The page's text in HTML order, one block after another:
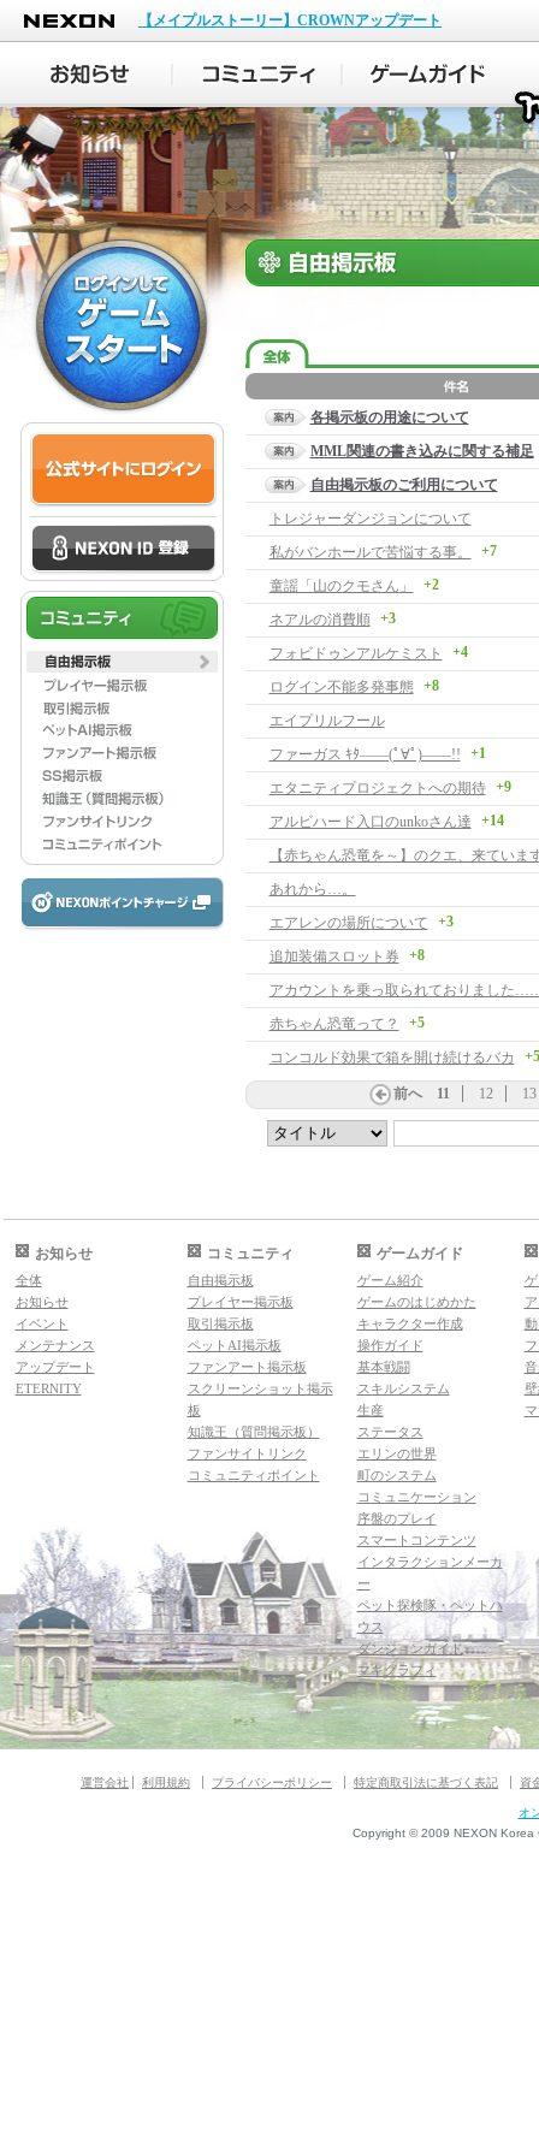
NEXON
【メイプルストーリー】CROWNアップデート
各掲示板の用途について
MML関連の書き込みに関する補足
自由掲示板のご利用について
トレジャーダンジョンについて
私がバンホールで苦悩する事。
+7
童謡「山のクモさん」 +2
ネアルの消費順 +3
フォビドゥンアルケミスト +4
ログイン不能多発事態 +8
エイプリルフール
ファーガス ｷﾀ――(ﾟ∀ﾟ)――!!
+1
エタニティプロジェクトへの期待 +9
アルビハード入口のunkoさん達 +14
【赤ちゃん恐竜を～】のクエ、来ていま
あれから…。
エアレンの場所について
+3
追加装備スロット券 +8
アカウントを乗っ取られておりました
赤ちゃん恐竜って？
+5
コンコルド効果で箱を開け続けるバカ +5
前へ 11 12 13
お知らせ
全体
お知らせ
イベント
メンテナンス
アップデート
ETERNITY
コミュニティ
自由掲示板
プレイヤー掲示板
取引掲示板
ペットAI掲示板
ファンアート掲示板
スクリーンショット掲示
板
知識王（質問掲示板）
ファンサイトリンク
コミュニティポイント
ゲームガイド
ゲーム紹介
ゲームのはじめかた
キャラクター作成
操作ガイド
基本戦闘
スキルシステム
生産
ステータス
エリンの世界
町のシステム
コミュニケーション
序盤のプレイ
スマートコンテンツ
インタラクションメーカ
ー
ペット探検隊・ペットハ
ウス
ダンジョンガイド
マギグラフィ
運営会社 利用規約 プライバシーポリシー 特定商取引法に基づく表記 資
オ
Copyright © 2009 NEXON Korea